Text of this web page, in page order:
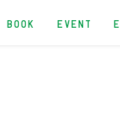
BOOK EVENT